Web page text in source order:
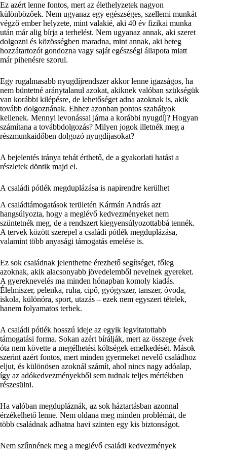
Ez azért lenne fontos, mert az élethelyzetek nagyon
különbözőek. Nem ugyanaz egy egészséges, szellemi munkát
végző ember helyzete, mint valakié, aki 40 év fizikai munka
után már alig bírja a terhelést. Nem ugyanaz annak, aki szeret
dolgozni és közösségben maradna, mint annak, aki beteg
hozzátartozót gondozna vagy saját egészségi állapota miatt
már pihenésre szorul.
Egy rugalmasabb nyugdíjrendszer akkor lenne igazságos, ha
nem büntetné aránytalanul azokat, akiknek valóban szükségük
van korábbi kilépésre, de lehetőséget adna azoknak is, akik
tovább dolgoznának. Ehhez azonban pontos szabályok
kellenek. Mennyi levonással járna a korábbi nyugdíj? Hogyan
számítana a továbbdolgozás? Milyen jogok illetnék meg a
részmunkaidőben dolgozó nyugdíjasokat?
A bejelentés iránya tehát érthető, de a gyakorlati hatást a
részletek döntik majd el.
A családi pótlék megduplázása is napirendre kerülhet
A családtámogatások területén Kármán András azt
hangsúlyozta, hogy a meglévő kedvezményeket nem
szüntetnék meg, de a rendszert kiegyensúlyozottabbá tennék.
A tervek között szerepel a családi pótlék megduplázása,
valamint több anyasági támogatás emelése is.
Ez sok családnak jelenthetne érezhető segítséget, főleg
azoknak, akik alacsonyabb jövedelemből nevelnek gyereket.
A gyereknevelés ma minden hónapban komoly kiadás.
Élelmiszer, pelenka, ruha, cipő, gyógyszer, tanszer, óvoda,
iskola, különóra, sport, utazás – ezek nem egyszeri tételek,
hanem folyamatos terhek.
A családi pótlék hosszú ideje az egyik legvitatottabb
támogatási forma. Sokan azért bírálják, mert az összege évek
óta nem követte a megélhetési költségek emelkedését. Mások
szerint azért fontos, mert minden gyermeket nevelő családhoz
eljut, és különösen azoknál számít, ahol nincs nagy adóalap,
így az adókedvezményekből sem tudnak teljes mértékben
részesülni.
Ha valóban megdupláznák, az sok háztartásban azonnal
érzékelhető lenne. Nem oldana meg minden problémát, de
több családnak adhatna havi szinten egy kis biztonságot.
Nem szűnnének meg a meglévő családi kedvezmények